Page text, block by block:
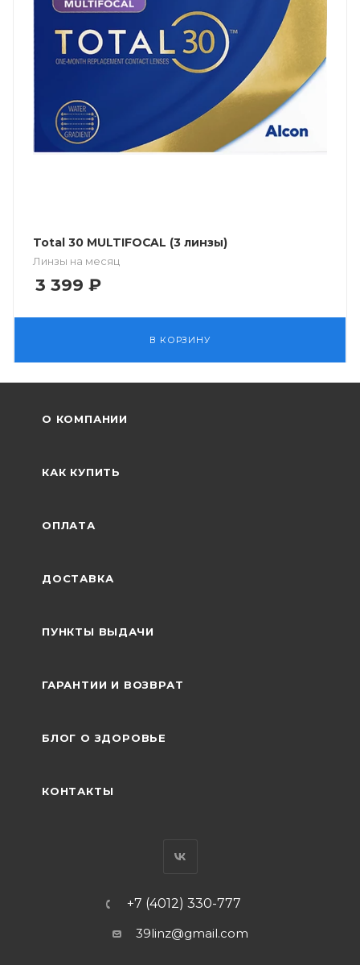
Total 30 MULTIFOCAL (3 линзы)
Линзы на месяц
3 399 ₽
В КОРЗИНУ
О КОМПАНИИ
КАК КУПИТЬ
ОПЛАТА
ДОСТАВКА
ПУНКТЫ ВЫДАЧИ
ГАРАНТИИ И ВОЗВРАТ
БЛОГ О ЗДОРОВЬЕ
КОНТАКТЫ
+7 (4012) 330-777
39linz@gmail.com